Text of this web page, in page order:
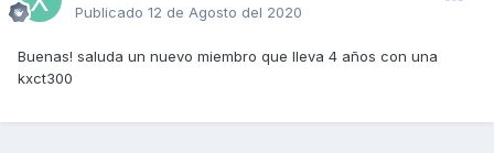
Publicado 12 de Agosto del 2020
Buenas! saluda un nuevo miembro que lleva 4 años con una
kxct300